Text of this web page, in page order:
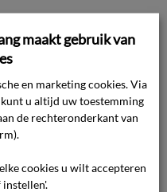
toegankelijk
voor de
speeltuin, is in dat
eigenaar
en
vanuit de
maakt gebruik van
en marketing cookies. Via
u altijd uw toestemming
de rechteronderkant van
cookies u wilt accepteren